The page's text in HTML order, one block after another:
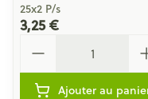
25x2 P/s
3,25 €
Ajouter au